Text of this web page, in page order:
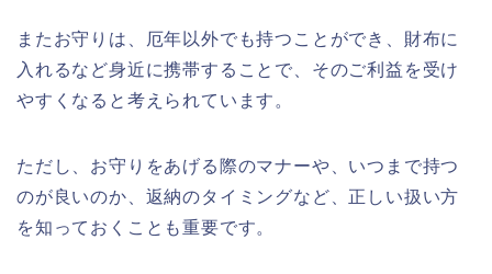
またお守りは、厄年以外でも持つことができ、財布に
入れるなど身近に携帯することで、そのご利益を受け
やすくなると考えられています。
ただし、お守りをあげる際のマナーや、いつまで持つ
のが良いのか、返納のタイミングなど、正しい扱い方
を知っておくことも重要です。